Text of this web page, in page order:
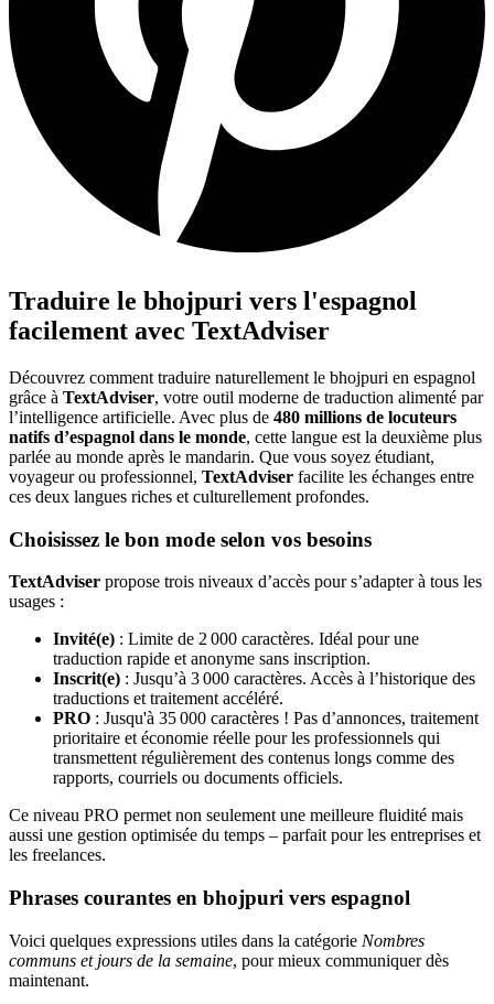
Traduire le bhojpuri vers l'espagnol
facilement avec TextAdviser
Découvrez comment traduire naturellement le bhojpuri en espagnol
grâce à TextAdviser, votre outil moderne de traduction alimenté par
l’intelligence artificielle. Avec plus de 480 millions de locuteurs
natifs d’espagnol dans le monde, cette langue est la deuxième plus
parlée au monde après le mandarin. Que vous soyez étudiant,
voyageur ou professionnel, TextAdviser facilite les échanges entre
ces deux langues riches et culturellement profondes.
Choisissez le bon mode selon vos besoins
TextAdviser propose trois niveaux d’accès pour s’adapter à tous les
usages :
Invité(e) : Limite de 2 000 caractères. Idéal pour une
traduction rapide et anonyme sans inscription.
Inscrit(e) : Jusqu’à 3 000 caractères. Accès à l’historique des
traductions et traitement accéléré.
PRO : Jusqu'à 35 000 caractères ! Pas d’annonces, traitement
prioritaire et économie réelle pour les professionnels qui
transmettent régulièrement des contenus longs comme des
rapports, courriels ou documents officiels.
Ce niveau PRO permet non seulement une meilleure fluidité mais
aussi une gestion optimisée du temps – parfait pour les entreprises et
les freelances.
Phrases courantes en bhojpuri vers espagnol
Voici quelques expressions utiles dans la catégorie Nombres
communs et jours de la semaine, pour mieux communiquer dès
maintenant.